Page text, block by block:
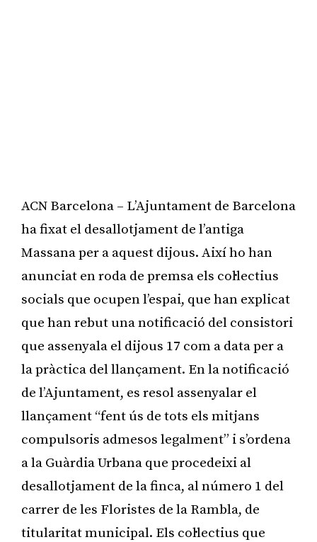
ACN Barcelona – L’Ajuntament de Barcelona
ha fixat el desallotjament de l’antiga
Massana per a aquest dijous. Així ho han
anunciat en roda de premsa els col·lectius
socials que ocupen l’espai, que han explicat
que han rebut una notificació del consistori
que assenyala el dijous 17 com a data per a
la pràctica del llançament. En la notificació
de l’Ajuntament, es resol assenyalar el
llançament “fent ús de tots els mitjans
compulsoris admesos legalment” i s’ordena
a la Guàrdia Urbana que procedeixi al
desallotjament de la finca, al número 1 del
carrer de les Floristes de la Rambla, de
titularitat municipal. Els col·lectius que